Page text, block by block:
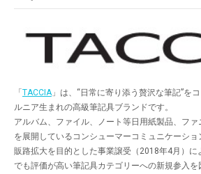
「 TACCIA」は、“日常に寄り添う贅沢な筆記”を
ルニア生まれの高級筆記具ブランドです。
アルバム、ファイル、ノート等日用紙製品、フ
を展開しているコンシューマーコミュニケーシ
販路拡大を目的とした事業譲受（2018年4月）に
でも評価が高い筆記具カテゴリーへの新規参入を